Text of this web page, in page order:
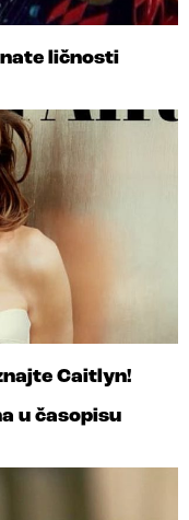
ličnosti
Caitlyn!
u časopisu